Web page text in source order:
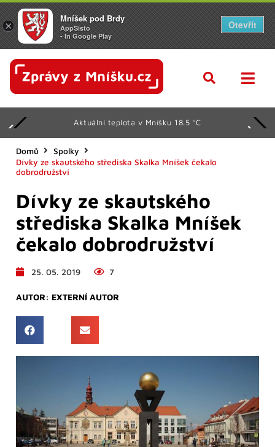
Aktuální teplota v Mníšku 18.5 °C
Domů
Spolky
Dívky ze skautského střediska Skalka Mníšek čekalo
dobrodružství
Dívky ze skautského
střediska Skalka Mníšek
čekalo dobrodružství
25. 05. 2019 7
AUTOR: EXTERNÍ AUTOR
×
Mníšek pod Brdy
AppSisto
- In Google Play
Otevřít